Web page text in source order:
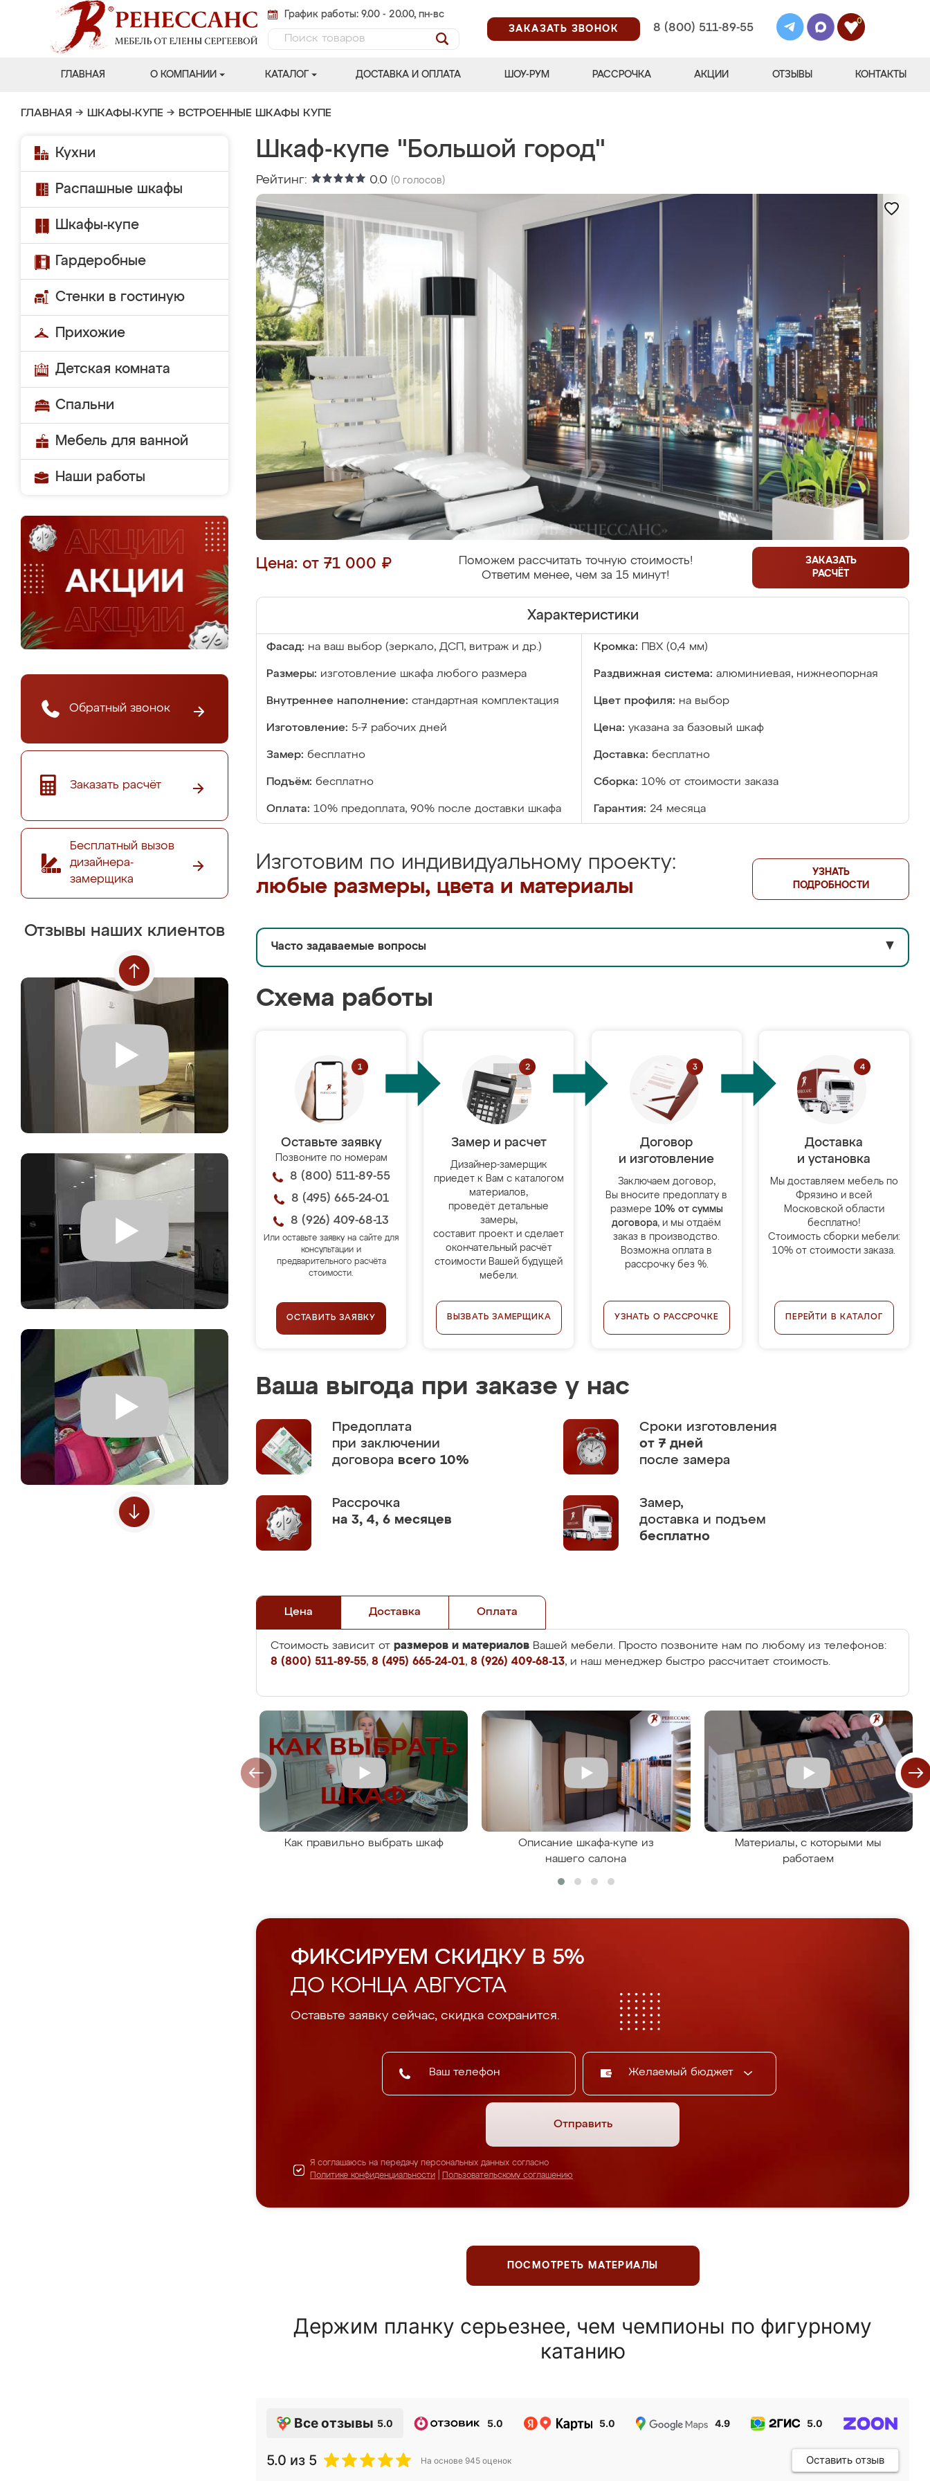
График работы: 9.00 - 20.00, пн-вс
ЗАКАЗАТЬ ЗВОНОК
8 (800) 511-89-55
0
ГЛАВНАЯ О КОМПАНИИ КАТАЛОГ ДОСТАВКА И ОПЛАТА ШОУ-РУМ РАССРОЧКА АКЦИИ ОТЗЫВЫ КОНТАКТЫ
ГЛАВНАЯ → ШКАФЫ-КУПЕ → ВСТРОЕННЫЕ ШКАФЫ КУПЕ
Кухни
Распашные шкафы
Шкафы-купе
Гардеробные
Стенки в гостиную
Прихожие
Детская комната
Спальни
Мебель для ванной
Наши работы
Обратный звонок
Заказать расчёт
Бесплатный вызов
дизайнера-
замерщика
Отзывы наших клиентов
Шкаф-купе "Большой город"
Рейтинг: 0.0 (0 голосов)
Цена: от 71 000 ₽
Поможем рассчитать точную стоимость!
Ответим менее, чем за 15 минут!
ЗАКАЗАТЬ
РАСЧЁТ
Характеристики
Фасад: на ваш выбор (зеркало, ДСП, витраж и др.) Кромка: ПВХ (0,4 мм)
Размеры: изготовление шкафа любого размера Раздвижная система: алюминиевая, нижнеопорная
Внутреннее наполнение: стандартная комплектация Цвет профиля: на выбор
Изготовление: 5-7 рабочих дней Цена: указана за базовый шкаф
Замер: бесплатно Доставка: бесплатно
Подъём: бесплатно Сборка: 10% от стоимости заказа
Оплата: 10% предоплата, 90% после доставки шкафа Гарантия: 24 месяца
Изготовим по индивидуальному проекту:
любые размеры, цвета и материалы
УЗНАТЬ
ПОДРОБНОСТИ
Часто задаваемые вопросы ▼
Схема работы
Оставьте заявку
Позвоните по номерам
8 (800) 511-89-55
8 (495) 665-24-01
8 (926) 409-68-13
Или оставьте заявку на сайте для
консультации и
предварительного расчёта
стоимости.
ОСТАВИТЬ ЗАЯВКУ
Замер и расчет
Дизайнер-замерщик
приедет к Вам с каталогом
материалов,
проведёт детальные
замеры,
составит проект и сделает
окончательный расчёт
стоимости Вашей будущей
мебели.
ВЫЗВАТЬ ЗАМЕРЩИКА
Договор
и изготовление
Заключаем договор,
Вы вносите предоплату в
размере 10% от суммы
договора, и мы отдаём
заказ в производство.
Возможна оплата в
рассрочку без %.
УЗНАТЬ О РАССРОЧКЕ
Доставка
и установка
Мы доставляем мебель по
Фрязино и всей
Московской области
бесплатно!
Стоимость сборки мебели:
10% от стоимости заказа.
ПЕРЕЙТИ В КАТАЛОГ
Ваша выгода при заказе у нас
Предоплата
при заключении
договора всего 10%
Сроки изготовления
от 7 дней
после замера
Рассрочка
на 3, 4, 6 месяцев
Замер,
доставка и подъем
бесплатно
Цена Доставка Оплата
Стоимость зависит от размеров и материалов Вашей мебели. Просто позвоните нам по любому из телефонов:
8 (800) 511-89-55, 8 (495) 665-24-01, 8 (926) 409-68-13, и наш менеджер быстро рассчитает стоимость.
Как правильно выбрать шкаф
Описание шкафа-купе из
нашего салона
Материалы, с которыми мы
работаем
ФИКСИРУЕМ СКИДКУ В 5%
ДО КОНЦА АВГУСТА
Оставьте заявку сейчас, скидка сохранится.
Желаемый бюджет
Отправить
Я соглашаюсь на передачу персональных данных согласно
Политике конфиденциальности
Пользовательскому соглашению
ПОСМОТРЕТЬ МАТЕРИАЛЫ
Держим планку серьезнее, чем чемпионы по фигурному
катанию
Все отзывы 5.0 5.0 5.0 4.9 5.0
5.0 из 5 На основе 945 оценок Оставить отзыв